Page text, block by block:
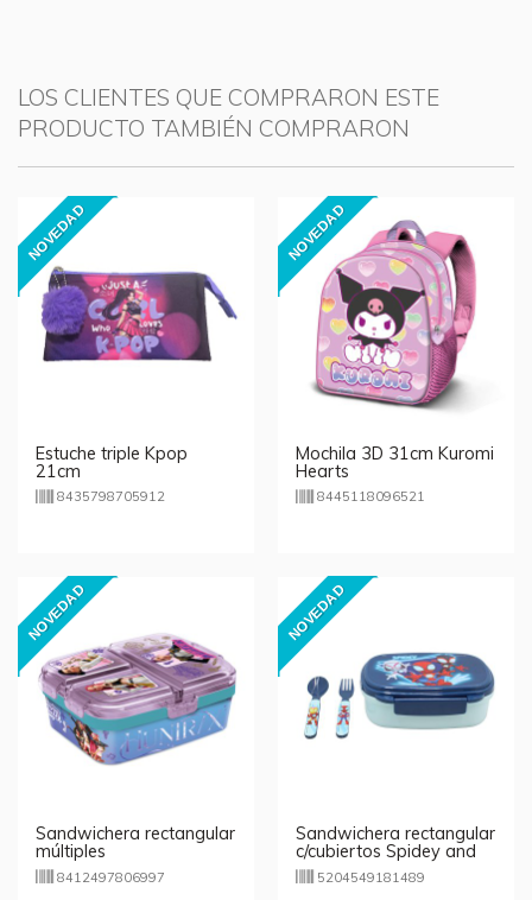
LOS CLIENTES QUE COMPRARON ESTE
PRODUCTO TAMBIÉN COMPRARON
NOVEDAD
Estuche triple Kpop
21cm
8435798705912
NOVEDAD
Mochila 3D 31cm Kuromi
Hearts
8445118096521
NOVEDAD
Sandwichera rectangular
múltiples
compartimientos Kpop
Demon Hunters
8412497806997
NOVEDAD
Sandwichera rectangular
c/cubiertos Spidey and
Amazing Friends
5204549181489